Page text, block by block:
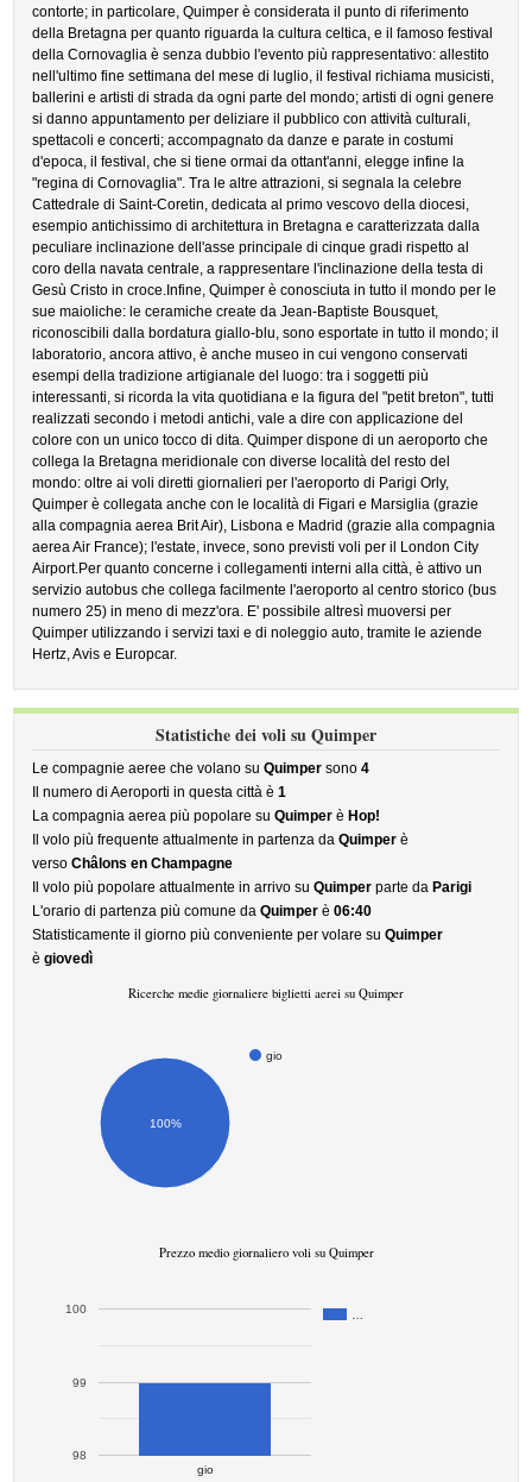
contorte; in particolare, Quimper è considerata il punto di riferimento
della Bretagna per quanto riguarda la cultura celtica, e il famoso festival
della Cornovaglia è senza dubbio l'evento più rappresentativo: allestito
nell'ultimo fine settimana del mese di luglio, il festival richiama musicisti,
ballerini e artisti di strada da ogni parte del mondo; artisti di ogni genere
si danno appuntamento per deliziare il pubblico con attività culturali,
spettacoli e concerti; accompagnato da danze e parate in costumi
d'epoca, il festival, che si tiene ormai da ottant'anni, elegge infine la
"regina di Cornovaglia". Tra le altre attrazioni, si segnala la celebre
Cattedrale di Saint-Coretin, dedicata al primo vescovo della diocesi,
esempio antichissimo di architettura in Bretagna e caratterizzata dalla
peculiare inclinazione dell'asse principale di cinque gradi rispetto al
coro della navata centrale, a rappresentare l'inclinazione della testa di
Gesù Cristo in croce.Infine, Quimper è conosciuta in tutto il mondo per le
sue maioliche: le ceramiche create da Jean-Baptiste Bousquet,
riconoscibili dalla bordatura giallo-blu, sono esportate in tutto il mondo; il
laboratorio, ancora attivo, è anche museo in cui vengono conservati
esempi della tradizione artigianale del luogo: tra i soggetti più
interessanti, si ricorda la vita quotidiana e la figura del "petit breton", tutti
realizzati secondo i metodi antichi, vale a dire con applicazione del
colore con un unico tocco di dita. Quimper dispone di un aeroporto che
collega la Bretagna meridionale con diverse località del resto del
mondo: oltre ai voli diretti giornalieri per l'aeroporto di Parigi Orly,
Quimper è collegata anche con le località di Figari e Marsiglia (grazie
alla compagnia aerea Brit Air), Lisbona e Madrid (grazie alla compagnia
aerea Air France); l'estate, invece, sono previsti voli per il London City
Airport.Per quanto concerne i collegamenti interni alla città, è attivo un
servizio autobus che collega facilmente l'aeroporto al centro storico (bus
numero 25) in meno di mezz'ora. E' possibile altresì muoversi per
Quimper utilizzando i servizi taxi e di noleggio auto, tramite le aziende
Hertz, Avis e Europcar.
Statistiche dei voli su Quimper
Le compagnie aeree che volano suQuimper sono4
Il numero di Aeroporti in questa città è1
La compagnia aerea più popolare suQuimper è Hop!
Il volo più frequente attualmente in partenza daQuimper è
versoChâlons en Champagne
Il volo più popolare attualmente in arrivo suQuimper parte da Parigi
L'orario di partenza più comune daQuimper è06:40
Statisticamente il giorno più conveniente per volare suQuimper
ègiovedì
Ricerche medie giornaliere biglietti aerei su Quimper
gio
100%
Prezzo medio giornaliero voli su Quimper
gio
98
99
100